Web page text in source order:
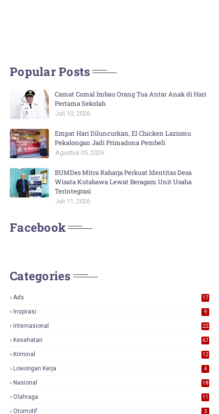
Popular Posts
Camat Comal Imbau Orang Tua Antar Anak di Hari
Pertama Sekolah
Juli 10, 2026
Empat Hari Diluncurkan, El Chicken Lazismu
Pekalongan Jadi Primadona Pembeli
Agustus 05, 2026
BUMDes Mitra Raharja Perkuat Identitas Desa
Wisata Kutabawa Lewat Beragam Unit Usaha
Terintegrasi
Juli 11, 2026
Facebook
Categories
Ads
17
Inspirasi 9
Internasional 22
Kesehatan 67
Kriminal 12
Lowongan Kerja 4
Nasional
18
Olahraga 11
Otomotif 3